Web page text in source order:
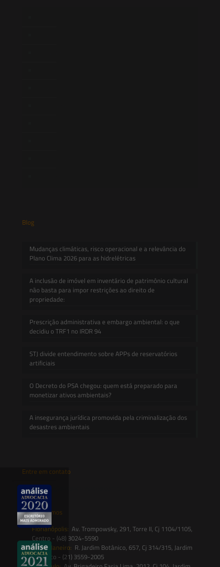
Blog
Mudanças climáticas, risco operacional e a relevância do
Plano Clima 2026 para as hidrelétricas
A inclusão de imóvel em inventário de patrimônio cultural
não basta para impor restrições ao direito de
propriedade:
Prescrição administrativa e embargo ambiental: o que
decidiu o TRF1 no IRDR 94
STJ divide entendimento sobre APPs de reservatórios
artificiais
O Decreto do PSA chegou: quem está preparado para
monetizar ativos ambientais?
A insegurança jurídica promovida pela criminalização dos
desastres ambientais
Entre em contato
contato@saesadvogados.com.br
Onde estamos
Florianópolis: Av. Trompowsky, 291, Torre II, Cj 1104/1105,
Centro - (48) 3024-5590
Rio de Janeiro: R. Jardim Botânico, 657, Cj 314/315, Jardim
Botânico - (21) 3559-2005